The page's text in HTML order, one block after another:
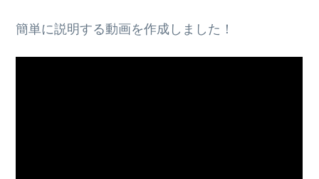
簡単に説明する動画を作成しました！